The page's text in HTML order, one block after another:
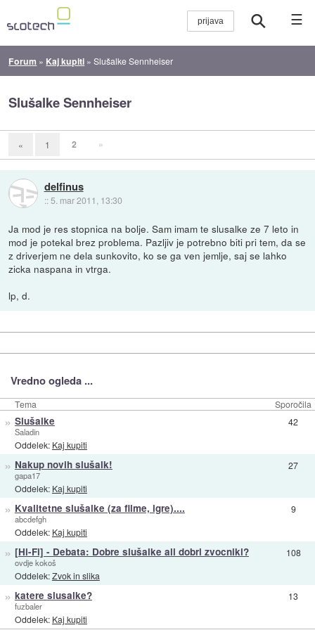
☰
Forum » Kaj kupiti »Slušalke Sennheiser
Slušalke Sennheiser
« 1 2 »
delfinus
:: 5. mar 2011, 13:30
Ja mod je res stopnica na bolje. Sam imam te slusalke ze 7 leto in
mod je potekal brez problema. Pazljiv je potrebno biti pri tem, da se
z driverjem ne dela sunkovito, ko se ga ven jemlje, saj se lahko
zicka naspana in vtrga.
lp, d.
Vredno ogleda ...
Tema Sporočila
» Slušalke
Saladin
Oddelek: Kaj kupiti
42
» Nakup novih slušalk!
gapa17
Oddelek: Kaj kupiti
27
» Kvalitetne slušalke (za filme, igre)....
abcdefgh
Oddelek: Kaj kupiti
9
» [Hi-Fi] - Debata: Dobre slušalke ali dobri zvocniki?
ovdje kokoš
Oddelek:Zvok in slika
108
» katere slusalke?
fuzbaler
Oddelek: Kaj kupiti
13